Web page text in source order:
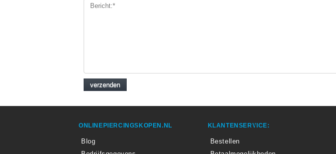
ONLINEPIERCINGSKOPEN.NL
Blog
KLANTENSERVICE:
Bestellen